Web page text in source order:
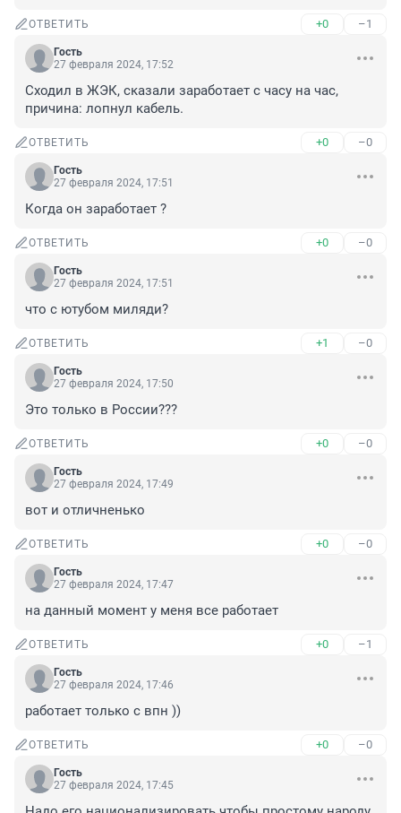
ОТВЕТИТЬ +0 –1
Гость
27 февраля 2024, 17:52
Сходил в ЖЭК, сказали заработает с часу на час,
причина: лопнул кабель.
ОТВЕТИТЬ +0 –0
Гость
27 февраля 2024, 17:51
Когда он заработает ?
ОТВЕТИТЬ +0 –0
Гость
27 февраля 2024, 17:51
что с ютубом миляди?
ОТВЕТИТЬ +1 –0
Гость
27 февраля 2024, 17:50
Это только в России???
ОТВЕТИТЬ +0 –0
Гость
27 февраля 2024, 17:49
вот и отличненько
ОТВЕТИТЬ +0 –0
Гость
27 февраля 2024, 17:47
на данный момент у меня все работает
ОТВЕТИТЬ +0 –1
Гость
27 февраля 2024, 17:46
работает только с впн ))
ОТВЕТИТЬ +0 –0
Гость
27 февраля 2024, 17:45